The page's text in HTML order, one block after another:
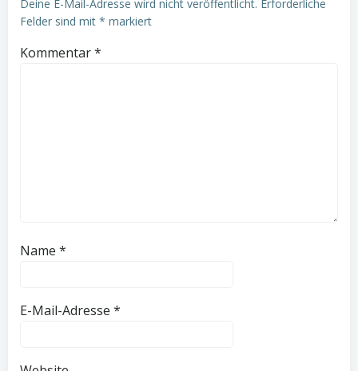
Deine E-Mail-Adresse wird nicht veröffentlicht. Erforderliche
Felder sind mit * markiert
Kommentar*
Name *
E-Mail-Adresse *